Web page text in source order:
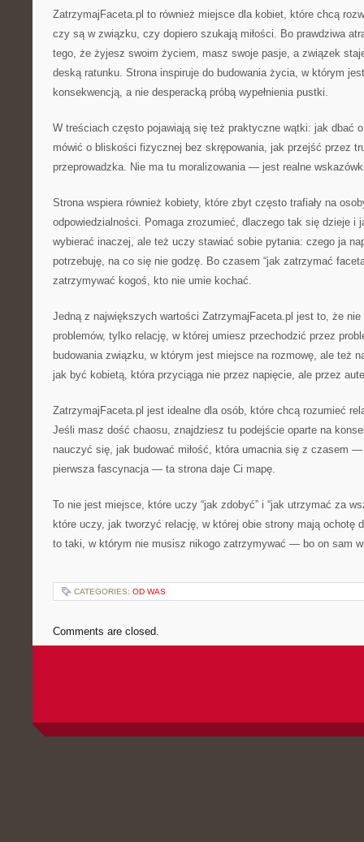
ZatrzymajFaceta.pl to również miejsce dla kobiet, które chcą
czy są w związku, czy dopiero szukają miłości. Bo prawdziwa
tego, że żyjesz swoim życiem, masz swoje pasje, a związek
deską ratunku. Strona inspiruje do budowania życia, w którym
konsekwencją, a nie desperacką próbą wypełnienia pustki.
W treściach często pojawiają się też praktyczne wątki: jak dbać
mówić o bliskości fizycznej bez skrępowania, jak przejść przez
przeprowadzka. Nie ma tu moralizowania — jest realne
Strona wspiera również kobiety, które zbyt często trafiały na
odpowiedzialności. Pomaga zrozumieć, dlaczego tak się dzieje i
wybierać inaczej, ale też uczy stawiać sobie pytania: czego ja
potrzebuję, na co się nie godzę. Bo czasem “jak zatrzymać
zatrzymywać kogoś, kto nie umie kochać.
Jedną z największych wartości ZatrzymajFaceta.pl jest to, że nie
problemów, tylko relację, w której umiesz przechodzić przez
budowania związku, w którym jest miejsce na rozmowę, ale też
jak być kobietą, która przyciąga nie przez napięcie, ale przez
ZatrzymajFaceta.pl jest idealne dla osób, które chcą rozumieć
Jeśli masz dość chaosu, znajdziesz tu podejście oparte na
nauczyć się, jak budować miłość, która umacnia się z czasem
pierwsza fascynacja — ta strona daje Ci mapę.
To nie jest miejsce, które uczy “jak zdobyć” i “jak utrzymać za
które uczy, jak tworzyć relację, w której obie strony mają ochotę
to taki, w którym nie musisz nikogo zatrzymywać — bo on sam
CATEGORIES: OD WAS
Comments are closed.